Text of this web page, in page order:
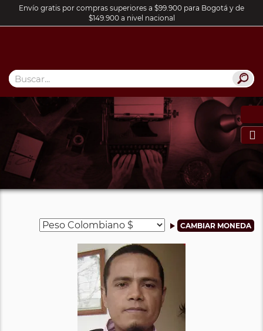
Envío gratis por compras superiores a $99.900 para Bogotá y de
$149.900 a nivel nacional
